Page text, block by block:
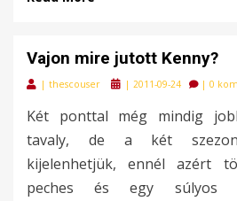
Vajon mire jutott Kenny?
| thescouser
Posted
| 2011-09-24 | 0
Két ponttal még mindig
tavaly, de a két szezont
kijelenhetjük, ennél azért
peches és egy súlyos